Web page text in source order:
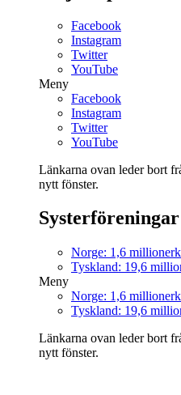
Facebook
Instagram
Twitter
YouTube
Meny
Facebook
Instagram
Twitter
YouTube
Länkarna ovan leder bort
nytt fönster.
Norge: 1,6
Tyskland: 19,6
Meny
Norge: 1,6
Tyskland: 19,6
Länkarna ovan leder bort
nytt fönster.